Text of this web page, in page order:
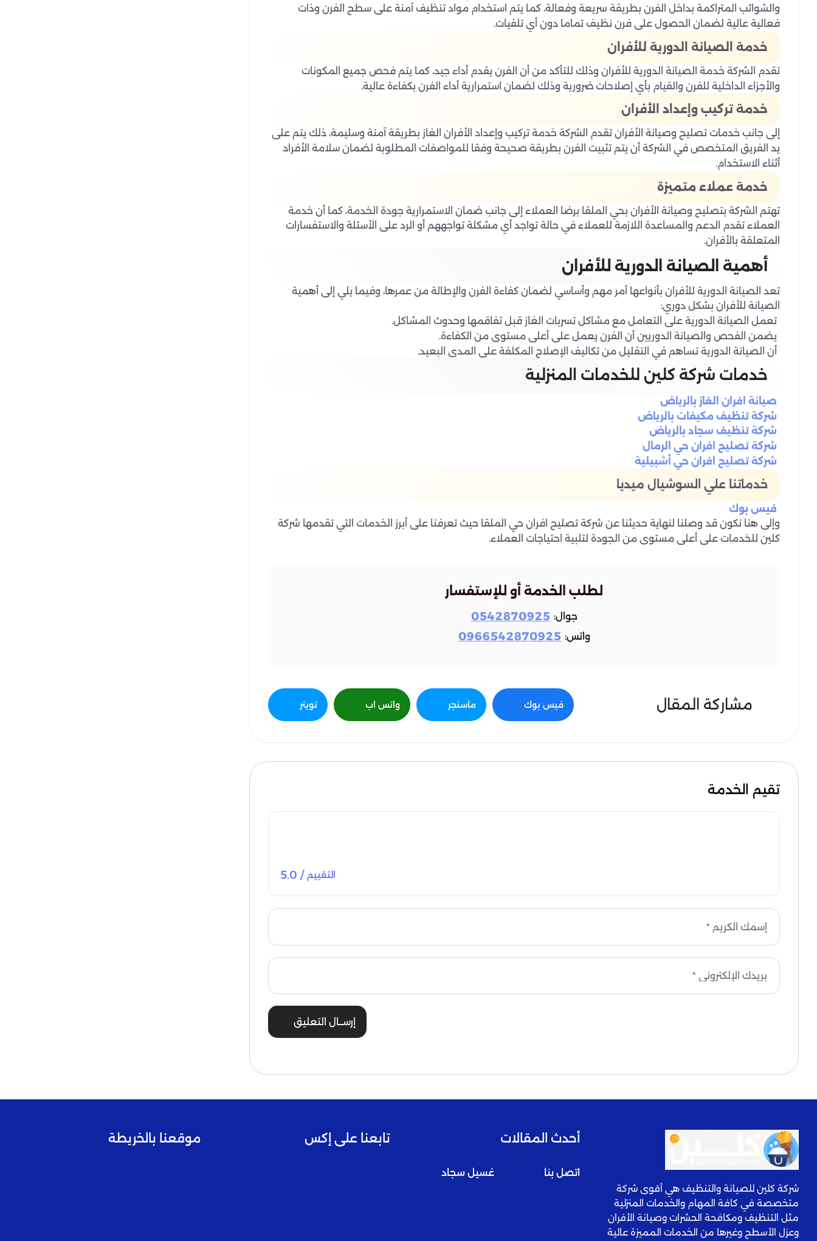
والشوائب المتراكمة بداخل الفرن بطريقة سريعة وفعالة، كما يتم استخدام مواد تنظيف آمنة على سطح الفرن وذات
فعالية عالية لضمان الحصول على فرن نظيف تماما دون أي تلفيات.
خدمة الصيانة الدورية للأفران
تقدم الشركة خدمة الصيانة الدورية للأفران وذلك للتأكد من أن الفرن يقدم أداء جيد، كما يتم فحص جميع المكونات
والأجزاء الداخلية للفرن والقيام بأي إصلاحات ضرورية وذلك لضمان استمرارية أداء الفرن بكفاءة عالية.
خدمة تركيب وإعداد الأفران
إلى جانب خدمات تصليح وصيانة الأفران تقدم الشركة خدمة تركيب وإعداد الأفران الغاز بطريقة آمنة وسليمة، ذلك يتم على
يد الفريق المتخصص في الشركة أن يتم تثبيت الفرن بطريقة صحيحة وفقا للمواصفات المطلوبة لضمان سلامة الأفراد
أثناء الاستخدام.
خدمة عملاء متميزة
تهتم الشركة بتصليح وصيانة الأفران بحي الملقا برضا العملاء إلى جانب ضمان الاستمرارية جودة الخدمة، كما أن خدمة
العملاء تقدم الدعم والمساعدة اللازمة للعملاء في حالة تواجد أي مشكلة تواجههم أو الرد على الأسئلة والاستفسارات
المتعلقة بالأفران.
أهمية الصيانة الدورية للأفران
تعد الصيانة الدورية للأفران بأنواعها أمر مهم وأساسي لضمان كفاءة الفرن والإطالة من عمرها، وفيما يلي إلى أهمية
الصيانة للأفران بشكل دوري:
تعمل الصيانة الدورية على التعامل مع مشاكل تسربات الغاز قبل تفاقمها وحدوث المشاكل.
يضمن الفحص والصيانة الدوريين أن الفرن يعمل على أعلى مستوى من الكفاءة.
أن الصيانة الدورية تساهم في التقليل من تكاليف الإصلاح المكلفة على المدى البعيد.
خدمات شركة كلين للخدمات المنزلية
صيانة افران الغاز بالرياض
شركة تنظيف مكيفات بالرياض
شركة تنظيف سجاد بالرياض
شركة تصليح افران حي الرمال
شركة تصليح افران حي أشبيلية
خدماتنا علي السوشيال ميديا
فيس بوك
وإلى هنا نكون قد وصلنا لنهاية حديثنا عن شركة تصليح افران حي الملقا حيث تعرفنا على أبرز الخدمات التي تقدمها شركة
كلين للخدمات على أعلى مستوى من الجودة لتلبية احتياجات العملاء.
لطلب الخدمة أو للإستفسار
جوال: 0542870925
واتس: 0966542870925
مشاركة المقال فيس بوك ماسنجر واتس اب تويتر
تقيم الخدمة
التقييم / 5.0
إرســال التعليق
شركة كلين للصيانة والتنظيف هي أقوى شركة
متخصصة في كافة المهام والخدمات المنزلية
مثل التنظيف ومكافحة الحشرات وصيانة الأفران
وعزل الأسطح وغيرها من الخدمات المميزة عالية
أحدث المقالات
اتصل بنا غسيل سجاد
تابعنا على إكس موقعنا بالخريطة